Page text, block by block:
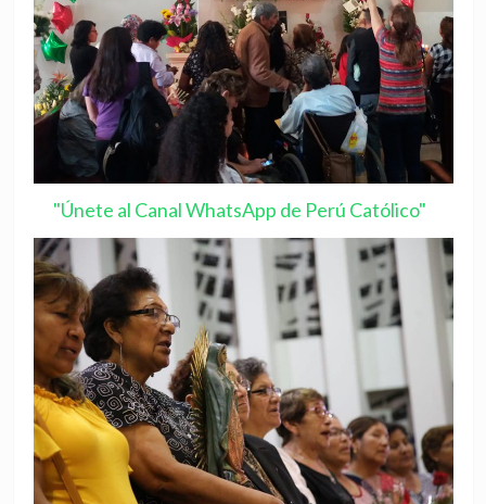
"Únete al Canal WhatsApp de Perú Católico"